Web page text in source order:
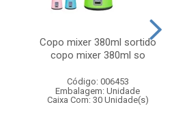
Copo mixer 380ml sortido
copo mixer 380ml so
Código: 006453
Embalagem: Unidade
Caixa Com: 30 Unidade(s)